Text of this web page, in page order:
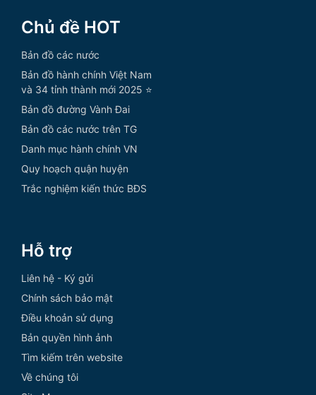
Chủ đề HOT
Bản đồ các nước
Bản đồ hành chính Việt Nam
và 34 tỉnh thành mới 2025 ⭐
Bản đồ đường Vành Đai
Bản đồ các nước trên TG
Danh mục hành chính VN
Quy hoạch quận huyện
Trắc nghiệm kiến thức BĐS
Hỗ trợ
Liên hệ - Ký gửi
Chính sách bảo mật
Điều khoản sử dụng
Bản quyền hình ảnh
Tìm kiếm trên website
Về chúng tôi